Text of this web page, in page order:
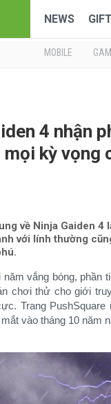
NEWS
MOBILE
4 nhận
kỳ vọng
về Ninja Gaiden
với lính thường
vắng bóng, phần
chơi thử cho giới
Trang
vào tháng 10 năm